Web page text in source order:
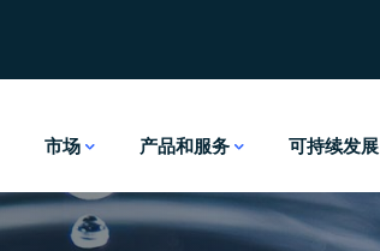
市场 产品和服务 可持续发展